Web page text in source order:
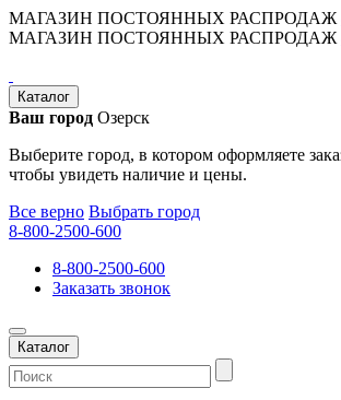
МАГАЗИН ПОСТОЯННЫХ РАСПРОДАЖ
МАГАЗИН ПОСТОЯННЫХ РАСПРОДАЖ
Каталог
Ваш город Озерск
Выберите город, в котором оформляете
чтобы увидеть наличие и цены.
Все верно Выбрать город
8-800-2500-600
8-800-2500-600
Заказать звонок
Каталог